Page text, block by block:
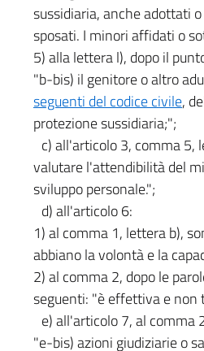
sussidiaria, anche adottati
sposati. I minori affidati o
5) alla lettera l), dopo il
"b-bis) il genitore o altro
seguenti del codice civile,
protezione sussidiaria;";
c) all'articolo 3, comma 5,
valutare l'attendibilità del
sviluppo personale.";
d) all'articolo 6:
1) al comma 1, lettera b),
abbiano la volontà e la
2) al comma 2, dopo le
seguenti: "è effettiva e non
e) all'articolo 7, al comma
"e-bis) azioni giudiziarie o